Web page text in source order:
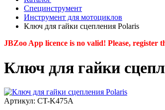
Специнструмент
Инструмент для мотоциклов
Ключ для гайки сцепления Polaris
JBZoo App licence is no valid! Please, register
Ключ для гайки
Артикул: CT-K475A